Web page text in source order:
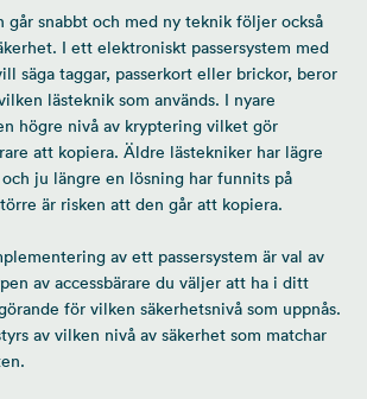
går snabbt och med ny teknik följer också
I ett elektroniskt passersystem med
säga taggar, passerkort eller brickor, beror
lästeknik som används. I nyare
högre nivå av kryptering vilket gör
att kopiera. Äldre lästekniker har lägre
ju längre en lösning har funnits på
är risken att den går att kopiera.
av ett passersystem är val av
av accessbärare du väljer att ha i ditt
för vilken säkerhetsnivå som uppnås.
av vilken nivå av säkerhet som matchar